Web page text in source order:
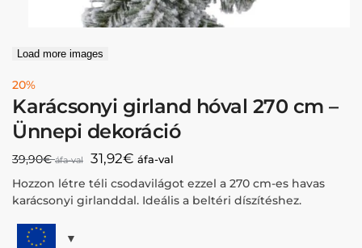
Load more images
20%
Karácsonyi girland hóval 270 cm –
Ünnepi dekoráció
39,90€ áfa-val 31,92€ áfa-val
Hozzon létre téli csodavilágot ezzel a 270 cm-es havas
karácsonyi girlanddal. Ideális a beltéri díszítéshez.